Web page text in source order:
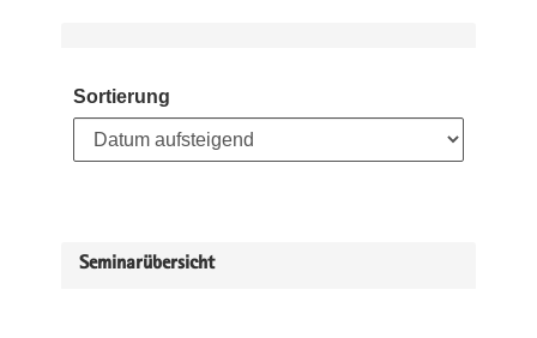
Sortierung
Seminarübersicht